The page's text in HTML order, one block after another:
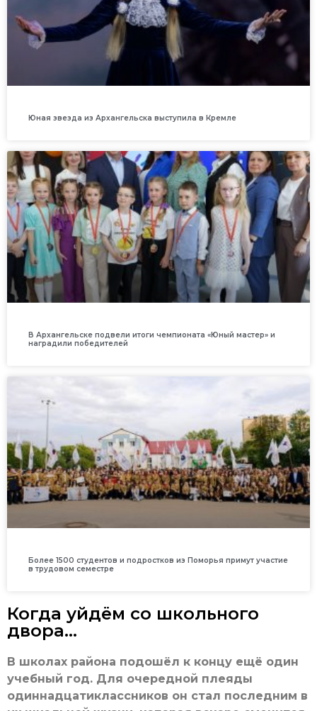
Юная звезда из Архангельска выступила в Кремле
В Архангельске подвели итоги чемпионата «Юный мастер» и
наградили победителей
Более 1500 студентов и подростков из Поморья примут участие
в трудовом семестре
Когда уйдём со школьного
двора…
В школах района подошёл к концу ещё один
учебный год. Для очередной плеяды
одиннадцатиклассников он стал последним в